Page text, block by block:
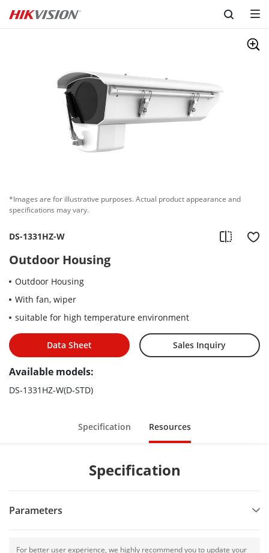
Skip to content
*Images are for illustrative purposes. Actual product appearance and
specifications may vary.
DS-1331HZ-W
Outdoor Housing
Outdoor Housing
With fan, wiper
suitable for high temperature environment
Data Sheet Sales Inquiry
Available models:
DS-1331HZ-W(D-STD)
Specification Resources
Specification
Parameters
For better user experience, we highly recommend you to update your